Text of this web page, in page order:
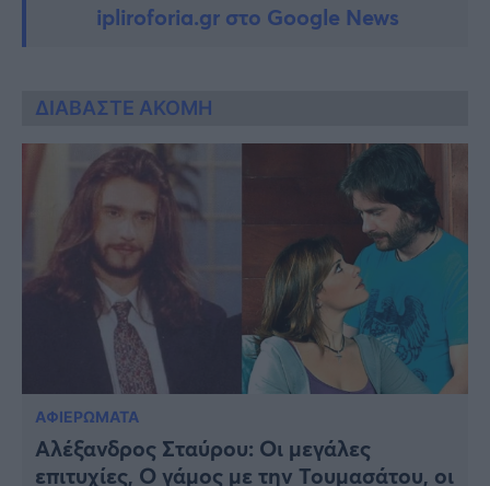
ipliroforia.gr στο Google News
ΔΙΑΒΑΣΤΕ ΑΚΟΜΗ
ΑΦΙΕΡΩΜΑΤΑ
Αλέξανδρος Σταύρου: Οι μεγάλες
επιτυχίες, Ο γάμος με την Τουμασάτου, οι